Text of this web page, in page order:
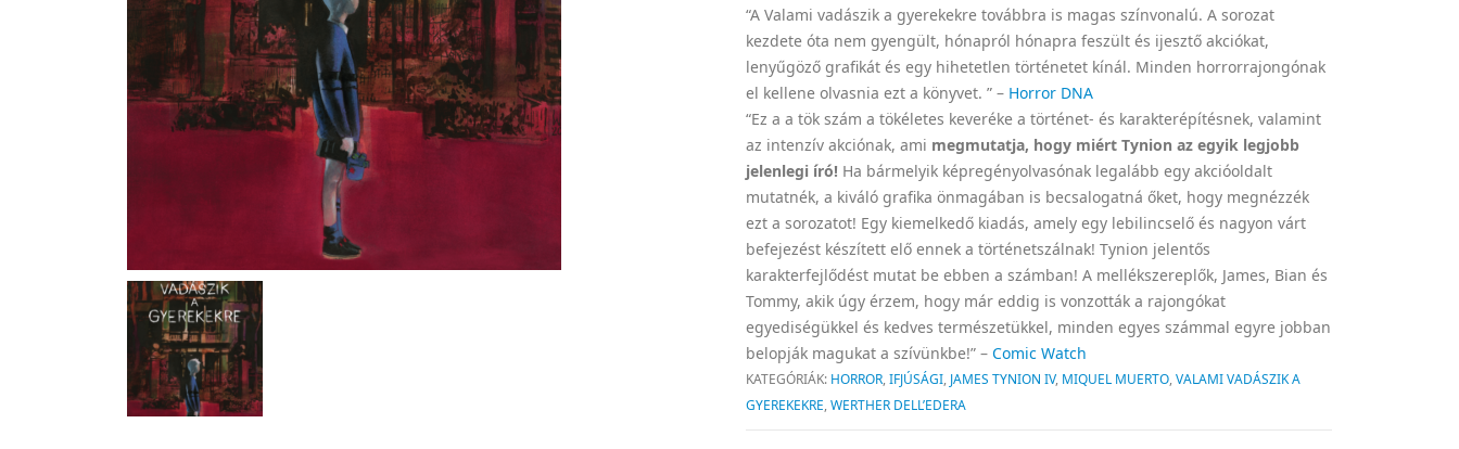
“A Valami vadászik a gyerekekre továbbra is magas színvonalú. A sorozat
kezdete óta nem gyengült, hónapról hónapra feszült és ijesztő akciókat,
lenyűgöző grafikát és egy hihetetlen történetet kínál. Minden horrorrajongónak
el kellene olvasnia ezt a könyvet. ” – Horror DNA
“Ez a a tök szám a tökéletes keveréke a történet- és karakterépítésnek, valamint
az intenzív akciónak, ami megmutatja, hogy miért Tynion az egyik legjobb
jelenlegi író! Ha bármelyik képregényolvasónak legalább egy akcióoldalt
mutatnék, a kiváló grafika önmagában is becsalogatná őket, hogy megnézzék
ezt a sorozatot! Egy kiemelkedő kiadás, amely egy lebilincselő és nagyon várt
befejezést készített elő ennek a történetszálnak! Tynion jelentős
karakterfejlődést mutat be ebben a számban! A mellékszereplők, James, Bian és
Tommy, akik úgy érzem, hogy már eddig is vonzották a rajongókat
egyediségükkel és kedves természetükkel, minden egyes számmal egyre jobban
belopják magukat a szívünkbe!” – Comic Watch
KATEGÓRIÁK: HORROR,IFJÚSÁGI, JAMES TYNION IV, MIQUEL MUERTO,VALAMI VADÁSZIK A
GYEREKEKRE,WERTHER DELL’EDERA